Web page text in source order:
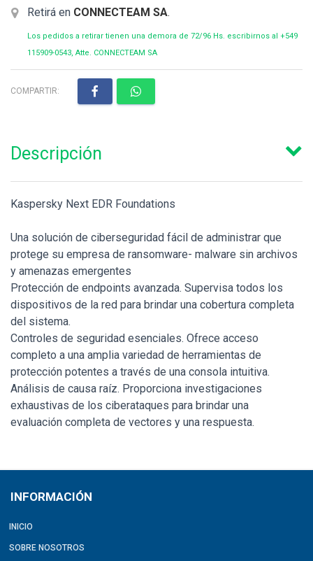
Retirá en CONNECTEAM SA.
Los pedidos a retirar tienen una demora de 72/96 Hs. escribirnos al +549
115909-0543, Atte. CONNECTEAM SA
COMPARTIR:
Descripción
Kaspersky Next EDR Foundations
Una solución de ciberseguridad fácil de administrar que
protege su empresa de ransomware- malware sin archivos
y amenazas emergentes
Protección de endpoints avanzada. Supervisa todos los
dispositivos de la red para brindar una cobertura completa
del sistema.
Controles de seguridad esenciales. Ofrece acceso
completo a una amplia variedad de herramientas de
protección potentes a través de una consola intuitiva.
Análisis de causa raíz. Proporciona investigaciones
exhaustivas de los ciberataques para brindar una
evaluación completa de vectores y una respuesta.
INFORMACIÓN
INICIO
SOBRE NOSOTROS